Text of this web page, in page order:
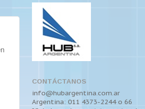
CONTÁCTANOS
info@hubargentina.com.ar
Argentina: 011 4373-2244 o 66